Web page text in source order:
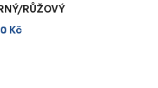
RŮŽOVÝ
Kč